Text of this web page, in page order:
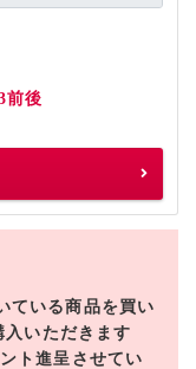
前後
ている商品を買い
いただきます
ト進呈させてい